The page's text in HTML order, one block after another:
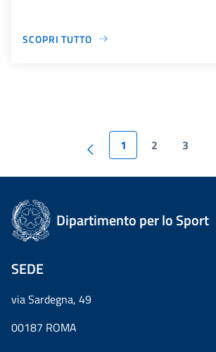
SCOPRI TUTTO
1 2 3
Dipartimento per lo Sport
SEDE
via Sardegna, 49
00187 ROMA